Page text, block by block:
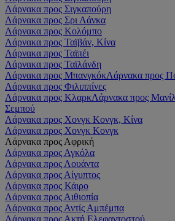
Λάρνακα προς Σιγκαπούρη
Λάρνακα προς Σρι Λάνκα
Λάρνακα προς Κολόμπο
Λάρνακα προς Ταϊβάν, Κίνα
Λάρνακα προς Ταϊπέι
Λάρνακα προς Ταϊλάνδη
Λάρνακα προς ΜπανγκόκΛάρνακα προς
Λάρνακα προς Φιλιππίνες
Λάρνακα προς ΚλαρκΛάρνακα προς
Σεμπού
Λάρνακα προς Χονγκ Κονγκ, Κίνα
Λάρνακα προς Χονγκ Κονγκ
Λάρνακα προς Αφρική
Λάρνακα προς Αγκόλα
Λάρνακα προς Λουάντα
Λάρνακα προς Αίγυπτος
Λάρνακα προς Κάιρο
Λάρνακα προς Αιθιοπία
Λάρνακα προς Αντίς Αμπέμπα
Λάρνακα προς Ακτή Ελεφαντοστού